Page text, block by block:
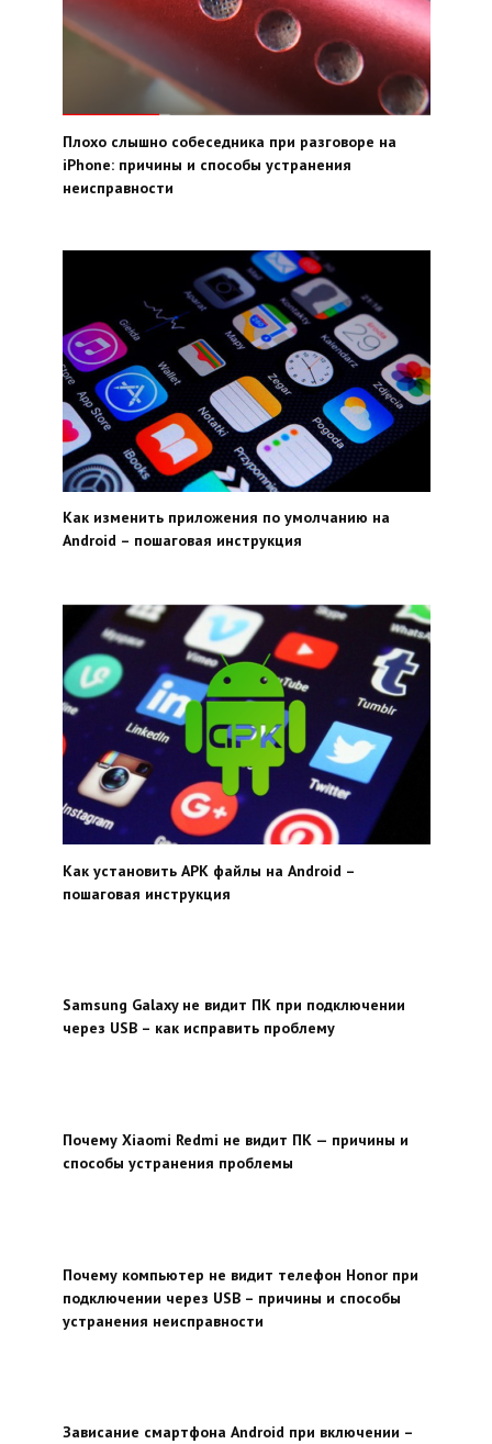
Плохо слышно собеседника при разговоре на
iPhone: причины и способы устранения
неисправности
Как изменить приложения по умолчанию на
Android – пошаговая инструкция
Как установить APK файлы на Android –
пошаговая инструкция
Samsung Galaxy не видит ПК при подключении
через USB – как исправить проблему
Почему Xiaomi Redmi не видит ПК — причины и
способы устранения проблемы
Почему компьютер не видит телефон Honor при
подключении через USB – причины и способы
устранения неисправности
Зависание смартфона Android при включении –